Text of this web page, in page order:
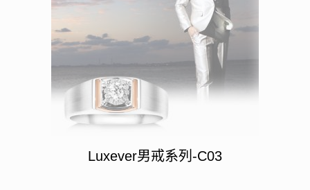
Luxever男戒系列-C03